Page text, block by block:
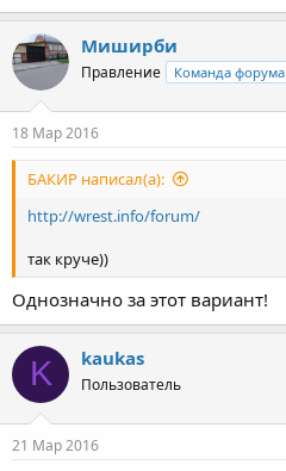
Миширби
Правление Команда форума
18 Мар 2016
БАКИР написал(а):
http://wrest.info/forum/
так круче))
Однозначно за этот вариант!
K kaukas
Пользователь
21 Мар 2016